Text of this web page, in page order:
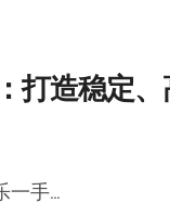
打造稳定
一手...